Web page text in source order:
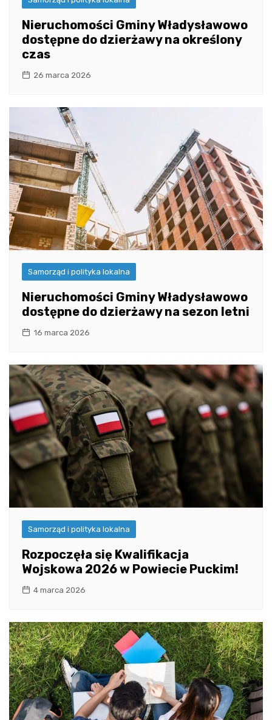
Nieruchomości Gminy Władysławowo
dostępne do dzierżawy na określony
czas
26 marca 2026
Samorząd i polityka lokalna
Nieruchomości Gminy Władysławowo
dostępne do dzierżawy na sezon letni
16 marca 2026
Samorząd i polityka lokalna
Rozpoczęła się Kwalifikacja
Wojskowa 2026 w Powiecie Puckim!
4 marca 2026